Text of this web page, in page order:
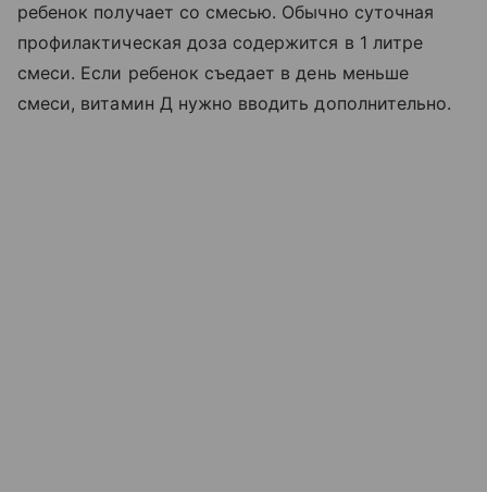
ребенок получает со смесью. Обычно суточная
профилактическая доза содержится в 1 литре
смеси. Если ребенок съедает в день меньше
смеси, витамин Д нужно вводить дополнительно.